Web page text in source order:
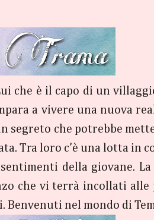
che è il capo di un
a vivere una nuova
segreto che potrebbe
Tra loro c’è una lotta in
della giovane.
che vi terrà incollati alle
nel mondo di